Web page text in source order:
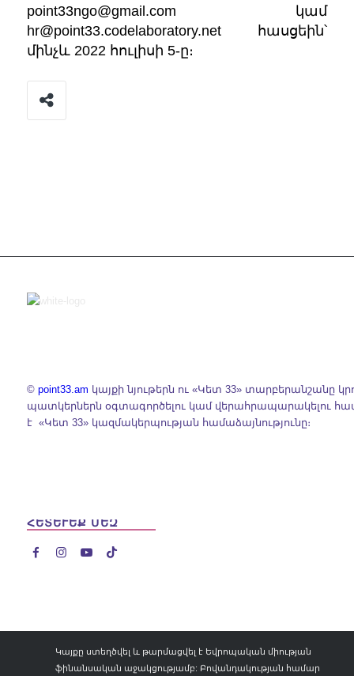
point33ngo@gmail.com կամ
hr@point33.codelaboratory.netհասցեին՝
մինչև 2022 հուլիսի 5-ը։
© point33.am կայքի նյութերն ու «Կետ 33» տարբերանշանը
պատկերներն օգտագործելու կամ վերահրապարակելու
է «Կետ 33» կազմակերպության համաձայնությունը։
ՀԵՏԵՒԵՔ ՄԵԶ
   
Կայքը ստեղծվել և թարմացվել է Եվրոպական միության
ֆինանսական աջակցությամբ: Բովանդակության համար